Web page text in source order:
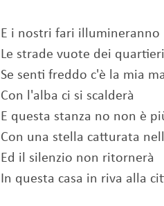
E i nostri fari illumineranno
Le strade vuote dei
Se senti freddo c'è la mia
Con l'alba ci si scalderà
E questa stanza no non è
Con una stella catturata
Ed il silenzio non ritornerà
In questa casa in riva alla